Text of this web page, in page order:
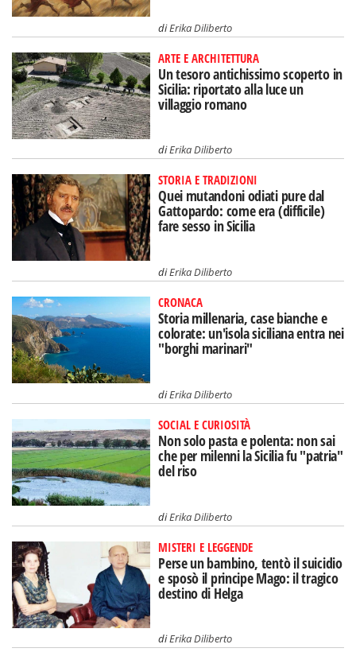
diErika Diliberto
ARTE E ARCHITETTURA
Un tesoro antichissimo scoperto in
Sicilia: riportato alla luce un
villaggio romano
diErika Diliberto
STORIA E TRADIZIONI
Quei mutandoni odiati pure dal
Gattopardo: come era (difficile)
fare sesso in Sicilia
diErika Diliberto
CRONACA
Storia millenaria, case bianche e
colorate: un'isola siciliana entra nei
"borghi marinari"
diErika Diliberto
SOCIAL E CURIOSITÀ
Non solo pasta e polenta: non sai
che per milenni la Sicilia fu "patria"
del riso
diErika Diliberto
MISTERI E LEGGENDE
Perse un bambino, tentò il suicidio
e sposò il principe Mago: il tragico
destino di Helga
diErika Diliberto